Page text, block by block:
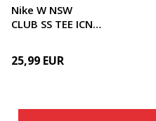
Nike W NSW
CLUB SS TEE ICN
25,99 EUR